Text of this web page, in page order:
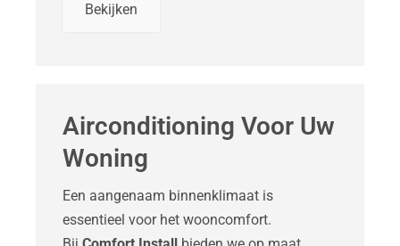
Bekijken
Airconditioning Voor Uw
Woning
Een aangenaam binnenklimaat is
essentieel voor het wooncomfort.